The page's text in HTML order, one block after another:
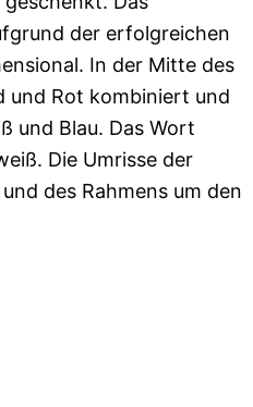
der erfolgreichen
In der Mitte des
und Rot kombiniert und
und Blau. Das Wort
Die Umrisse der
des Rahmens um den